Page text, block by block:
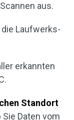
aus.
Laufwerks-
erkannten
Standort
Sie Daten vom